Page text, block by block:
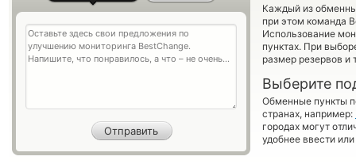
Каждый из
при этом команда
Использование
пунктах. При
размер резервов и
Выберите
Обменные пункты
странах, например:
городах могут
удобнее ввести